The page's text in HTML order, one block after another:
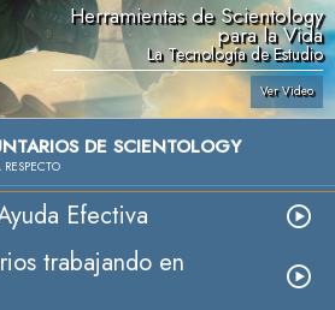
Herramientas de Scientology
para la Vida
La Tecnología de Estudio
Ver Video
DE SCIENTOLOGY
Efectiva
trabajando en